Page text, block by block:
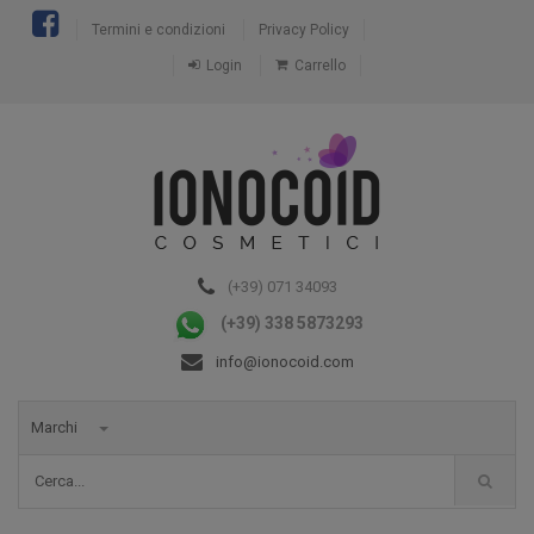
Termini e condizioni Privacy Policy
Login Carrello
(+39) 071 34093
(+39) 338 5873293
info@ionocoid.com
Marchi